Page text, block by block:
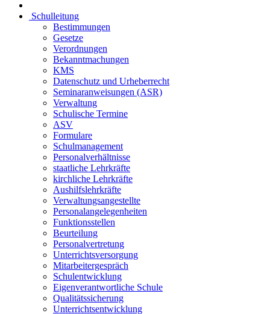
Schulleitung
Bestimmungen
Gesetze
Verordnungen
Bekanntmachungen
KMS
Datenschutz und Urheberrecht
Seminaranweisungen (ASR)
Verwaltung
Schulische Termine
ASV
Formulare
Schulmanagement
Personalverhältnisse
staatliche Lehrkräfte
kirchliche Lehrkräfte
Aushilfslehrkräfte
Verwaltungsangestellte
Personalangelegenheiten
Funktionsstellen
Beurteilung
Personalvertretung
Unterrichtsversorgung
Mitarbeitergespräch
Schulentwicklung
Eigenverantwortliche Schule
Qualitätssicherung
Unterrichtsentwicklung